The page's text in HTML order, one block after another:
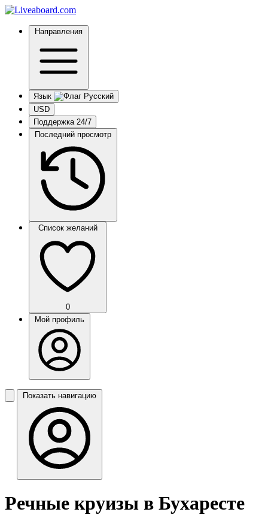
Направления
Язык
USD
Поддержка 24/7
Последний просмотр
Список желаний
0
Мой профиль
Показать навигацию
Речные круизы в Бухаресте